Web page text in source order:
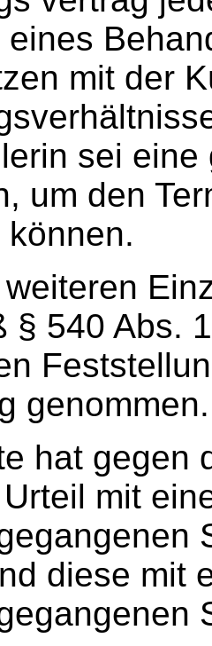
eines
mit der
sei
um den
§ 540 Abs.
genommen.
hat gegen
mit
diese mit